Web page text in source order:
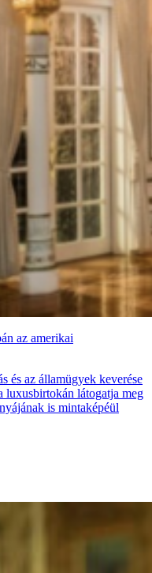
az amerikai
és az államügyek keverése
luxusbirtokán látogatja meg
is mintaképéül